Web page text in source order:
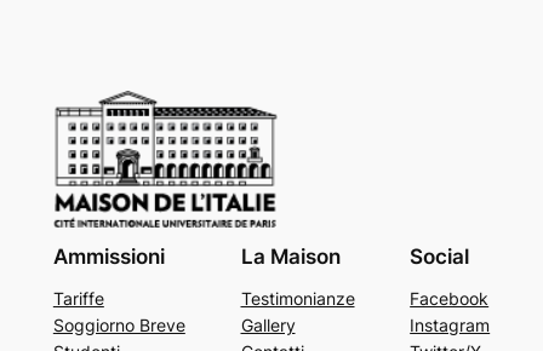
Ammissioni
Tariffe
Soggiorno Breve
La Maison
Testimonianze
Gallery
Social
Facebook
Instagram